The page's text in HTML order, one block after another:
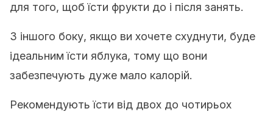
для того, щоб їсти фрукти до і після занять.
З іншого боку, якщо ви хочете схуднути, буде
ідеальним їсти яблука, тому що вони
забезпечують дуже мало калорій.
Рекомендують їсти від двох до чотирьох